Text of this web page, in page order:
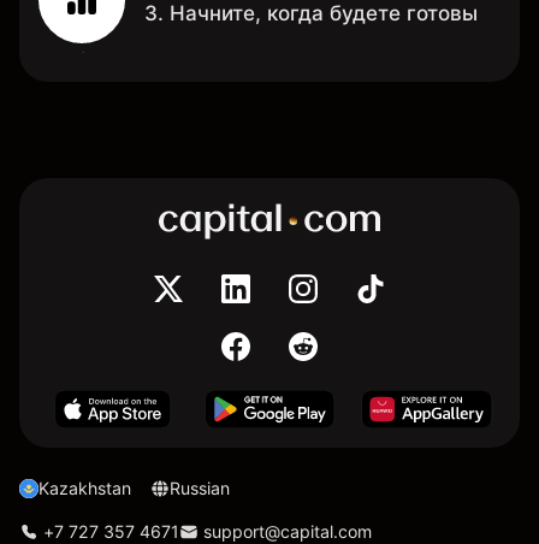
3. Начните, когда будете готовы
Kazakhstan Russian
+7 727 357 4671 support@capital.com